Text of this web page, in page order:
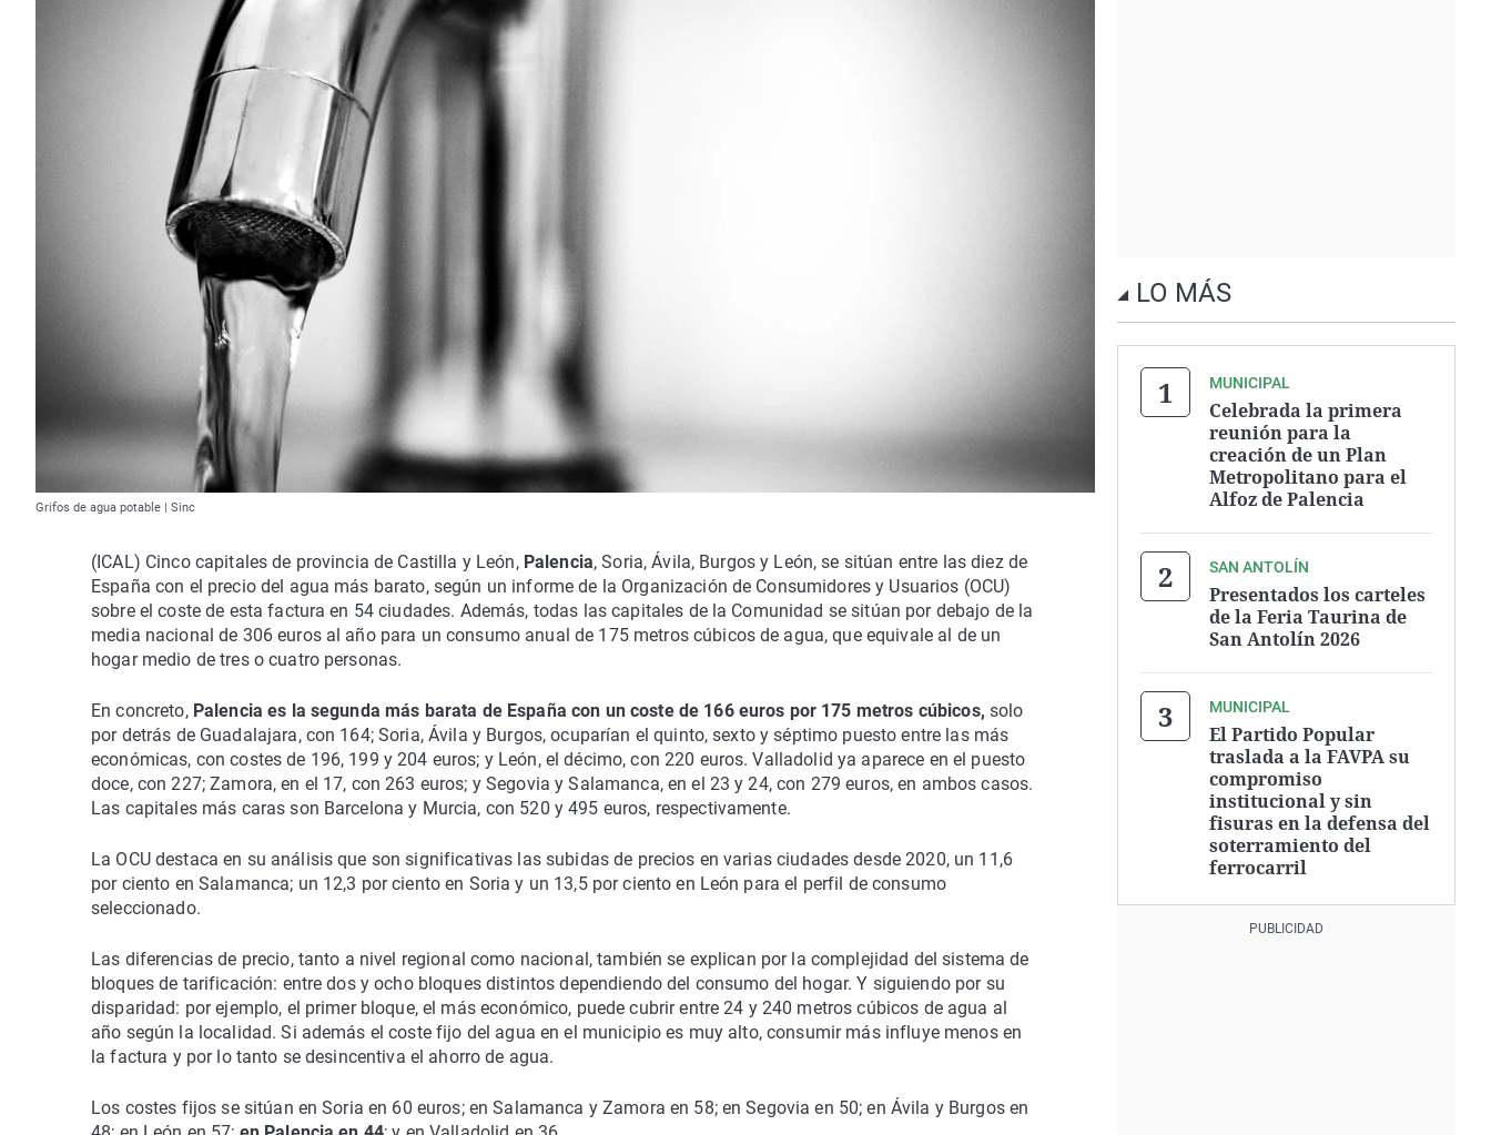
Grifos de agua potable | Sinc
(ICAL) Cinco capitales de provincia de Castilla y León, Palencia, Soria, Ávila, Burgos y León, se sitúan entre las diez de
España con el precio del agua más barato, según un informe de la Organización de Consumidores y Usuarios (OCU)
sobre el coste de esta factura en 54 ciudades. Además, todas las capitales de la Comunidad se sitúan por debajo de la
media nacional de 306 euros al año para un consumo anual de 175 metros cúbicos de agua, que equivale al de un
hogar medio de tres o cuatro personas.
En concreto, Palencia es la segunda más barata de España con un coste de 166 euros por 175 metros cúbicos, solo
por detrás de Guadalajara, con 164; Soria, Ávila y Burgos, ocuparían el quinto, sexto y séptimo puesto entre las más
económicas, con costes de 196, 199 y 204 euros; y León, el décimo, con 220 euros. Valladolid ya aparece en el puesto
doce, con 227; Zamora, en el 17, con 263 euros; y Segovia y Salamanca, en el 23 y 24, con 279 euros, en ambos casos.
Las capitales más caras son Barcelona y Murcia, con 520 y 495 euros, respectivamente.
La OCU destaca en su análisis que son significativas las subidas de precios en varias ciudades desde 2020, un 11,6
por ciento en Salamanca; un 12,3 por ciento en Soria y un 13,5 por ciento en León para el perfil de consumo
seleccionado.
Las diferencias de precio, tanto a nivel regional como nacional, también se explican por la complejidad del sistema de
bloques de tarificación: entre dos y ocho bloques distintos dependiendo del consumo del hogar. Y siguiendo por su
disparidad: por ejemplo, el primer bloque, el más económico, puede cubrir entre 24 y 240 metros cúbicos de agua al
año según la localidad. Si además el coste fijo del agua en el municipio es muy alto, consumir más influye menos en
la factura y por lo tanto se desincentiva el ahorro de agua.
Los costes fijos se sitúan en Soria en 60 euros; en Salamanca y Zamora en 58; en Segovia en 50; en Ávila y Burgos en
LO MÁS
MUNICIPAL
Celebrada la primera
reunión para la
creación de un Plan
Metropolitano para el
Alfoz de Palencia
SAN ANTOLÍN
Presentados los carteles
de la Feria Taurina de
San Antolín 2026
MUNICIPAL
El Partido Popular
traslada a la FAVPA su
compromiso
institucional y sin
fisuras en la defensa del
soterramiento del
ferrocarril